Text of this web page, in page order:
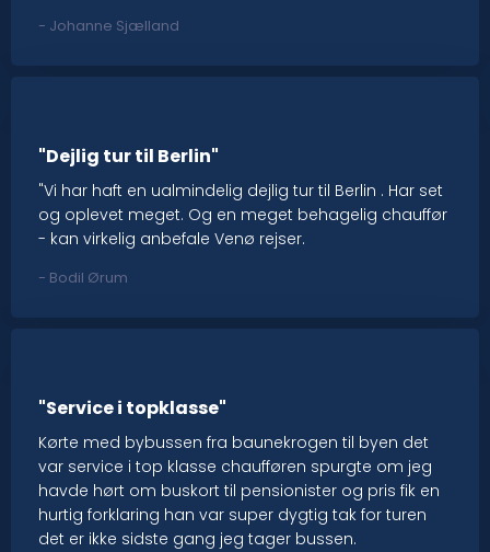
​- Johanne Sjælland
"Dejlig tur til Berlin"
"Vi har haft en ualmindelig dejlig tur til Berlin . Har set
og oplevet meget. Og en meget behagelig chauffør
- kan virkelig anbefale Venø rejser.
- Bodil Ørum​
"Service i topklasse"
Kørte med bybussen fra baunekrogen til byen det
var service i top klasse chaufføren spurgte om jeg
havde hørt om buskort til pensionister og pris fik en
hurtig forklaring han var super dygtig tak for turen
det er ikke sidste gang jeg tager bussen.